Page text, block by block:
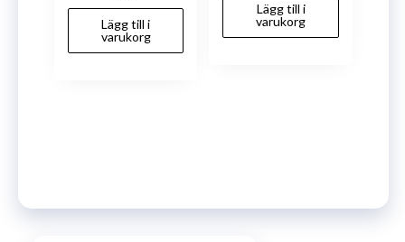
Lägg till i
varukorg
Lägg till i
varukorg